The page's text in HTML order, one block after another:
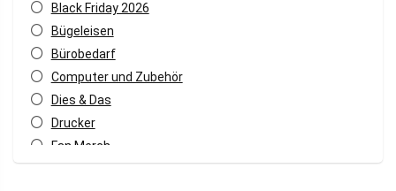
Black Friday 2026
Bügeleisen
Bürobedarf
Computer und Zubehör
Dies & Das
Drucker
Fan Merch